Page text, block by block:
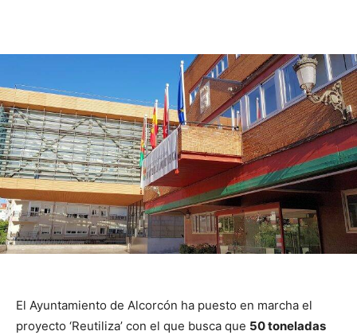
El Ayuntamiento de Alcorcón ha puesto en marcha el
proyecto ‘Reutiliza’ con el que busca que 50 toneladas